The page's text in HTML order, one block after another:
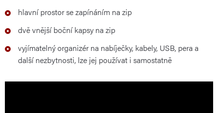
hlavní prostor se zapínáním na zip
dvě vnější boční kapsy na zip
vyjímatelný organizér na nabíječky, kabely, USB, pera a
další nezbytnosti, lze jej používat i samostatně